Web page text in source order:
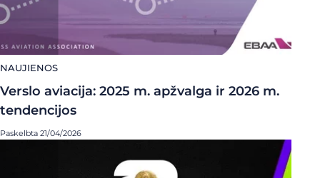
NAUJIENOS
Verslo aviacija: 2025 m. apžvalga ir 2026 m.
tendencijos
Paskelbta 21/04/2026